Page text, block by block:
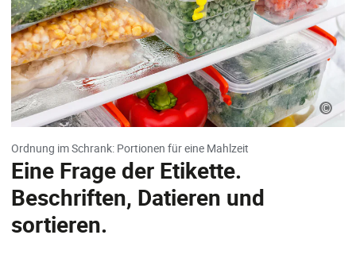
©
Ordnung im Schrank: Portionen für eine Mahlzeit
Eine Frage der Etikette.
Beschriften, Datieren und
sortieren.